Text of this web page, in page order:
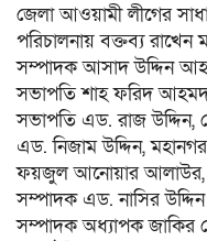
জেলা আওয়ামী লীগের
পরিচালনায় বক্তব্য
সম্পাদক আসাদ উদ্দিন
সভাপতি শাহ ফরিদ
সভাপতি এড. রাজ উদ্দিন,
এড. নিজাম উদ্দিন,
ফয়জুল আনোয়ার আলাউর,
সম্পাদক এড. নাসির
সম্পাদক অধ্যাপক জাকির